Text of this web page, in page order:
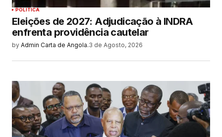
POLITICA
Eleições de 2027: Adjudicação à INDRA
enfrenta providência cautelar
by Admin Carta de Angola.3 de Agosto, 2026